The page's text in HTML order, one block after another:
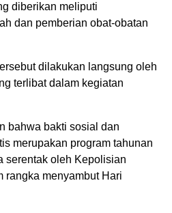
diberikan meliputi
dan pemberian obat-obatan
dilakukan langsung oleh
terlibat dalam kegiatan
bahwa bakti sosial dan
merupakan program tahunan
serentak oleh Kepolisian
rangka menyambut Hari